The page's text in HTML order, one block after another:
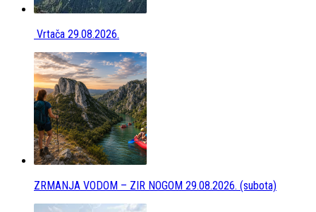
Vrtača 29.08.2026.
ZRMANJA VODOM – ZIR NOGOM 29.08.2026. (subota)